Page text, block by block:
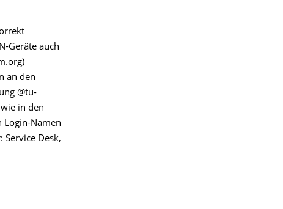
Geräte auch
an den
@tu-
in den
Login-Namen
Desk,